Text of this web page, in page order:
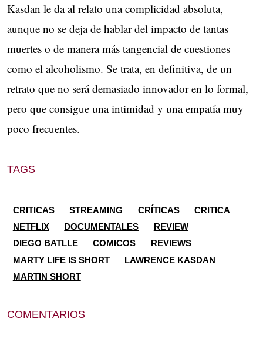
Kasdan le da al relato una complicidad absoluta,
aunque no se deja de hablar del impacto de tantas
muertes o de manera más tangencial de cuestiones
como el alcoholismo. Se trata, en definitiva, de un
retrato que no será demasiado innovador en lo formal,
pero que consigue una intimidad y una empatía muy
poco frecuentes.
TAGS
CRITICAS STREAMING CRÍTICAS
CRITICA
NETFLIX
DOCUMENTALES
REVIEW
DIEGO BATLLE
COMICOS
REVIEWS
MARTY LIFE IS SHORT
LAWRENCE KASDAN
MARTIN SHORT
COMENTARIOS